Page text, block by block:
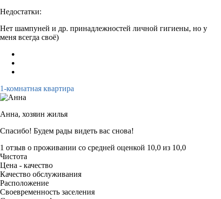
Недостатки:
Нет шампуней и др. принадлежностей личной гигиены, но у
меня всегда своë)
1-комнатная квартира
Анна, хозяин жилья
Спасибо! Будем рады видеть вас снова!
1 отзыв о проживании со средней оценкой 10,0 из 10,0
Чистота
Цена - качество
Качество обслуживания
Расположение
Своевременность заселения